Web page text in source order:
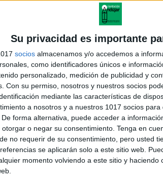
Su privacidad es importante
socios almacenamos y/o accedemos a
como identificadores únicos e
personalizado, medición de publicidad y
Con su permiso, nosotros y nuestros socios
mediante las características de
a nosotros y a nuestros 1017 socios
forma alternativa, puede acceder a
o negar su consentimiento. Tenga en
no requerir de su consentimiento, pero usted
se aplicarán solo a este sitio web.
momento volviendo a este sitio y